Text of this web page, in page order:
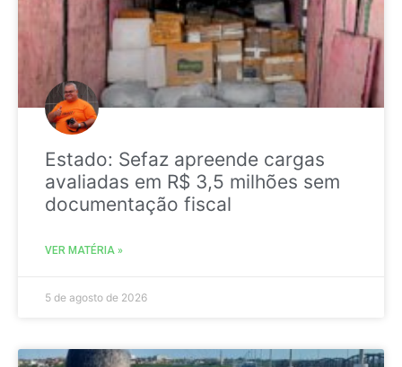
Estado: Sefaz apreende cargas
avaliadas em R$ 3,5 milhões sem
documentação fiscal
VER MATÉRIA »
5 de agosto de 2026